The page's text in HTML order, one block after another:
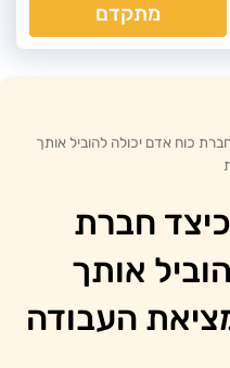
מתקדם
כוח אדם יכולה להוביל אותך
חברת
אותך
העבודה